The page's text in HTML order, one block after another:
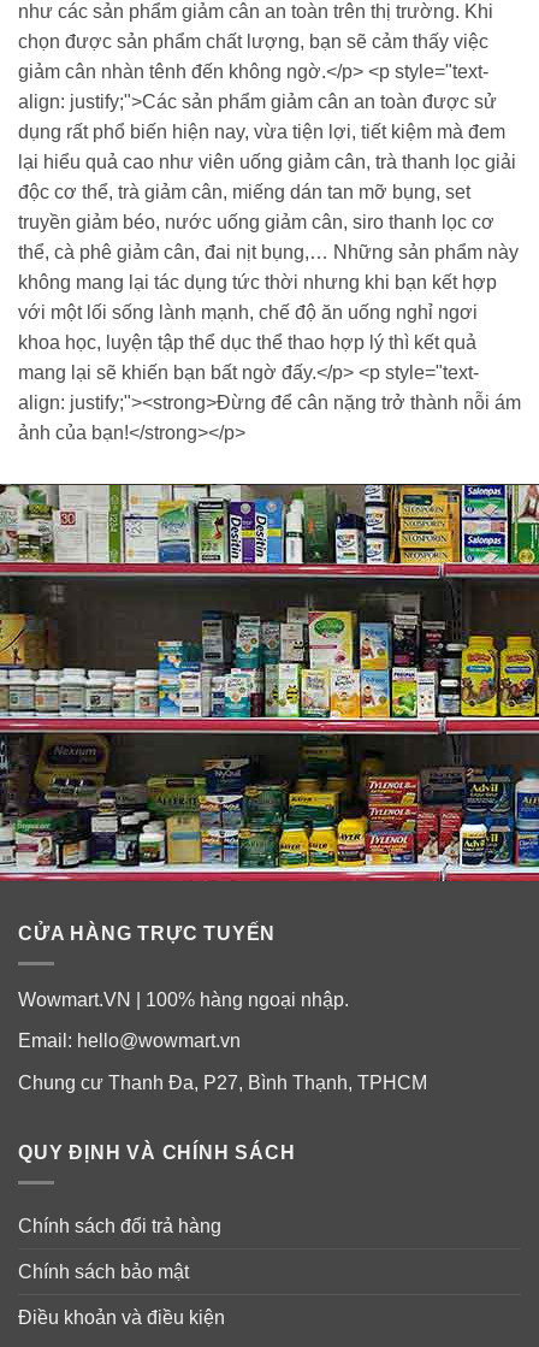
như các sản phẩm giảm cân an toàn trên thị trường. Khi
chọn được sản phẩm chất lượng, bạn sẽ cảm thấy việc
giảm cân nhàn tênh đến không ngờ.</p> <p style="text-
align: justify;">Các sản phẩm giảm cân an toàn được sử
dụng rất phổ biến hiện nay, vừa tiện lợi, tiết kiệm mà đem
lại hiểu quả cao như viên uống giảm cân, trà thanh lọc giải
độc cơ thể, trà giảm cân, miếng dán tan mỡ bụng, set
truyền giảm béo, nước uống giảm cân, siro thanh lọc cơ
thể, cà phê giảm cân, đai nịt bụng,… Những sản phẩm này
không mang lại tác dụng tức thời nhưng khi bạn kết hợp
với một lối sống lành mạnh, chế độ ăn uống nghỉ ngơi
khoa học, luyện tập thể dục thể thao hợp lý thì kết quả
mang lại sẽ khiến bạn bất ngờ đấy.</p> <p style="text-
align: justify;"><strong>Đừng để cân nặng trở thành nỗi ám
ảnh của bạn!</strong></p>
CỬA HÀNG TRỰC TUYẾN
Wowmart.VN | 100% hàng ngoại nhập.
Email: hello@wowmart.vn
Chung cư Thanh Đa, P27, Bình Thạnh, TPHCM
QUY ĐỊNH VÀ CHÍNH SÁCH
Chính sách đổi trả hàng
Chính sách bảo mật
Điều khoản và điều kiện